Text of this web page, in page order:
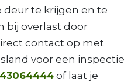
te krijgen en te
bij overlast door
contact op met
voor een inspectie
of laat je